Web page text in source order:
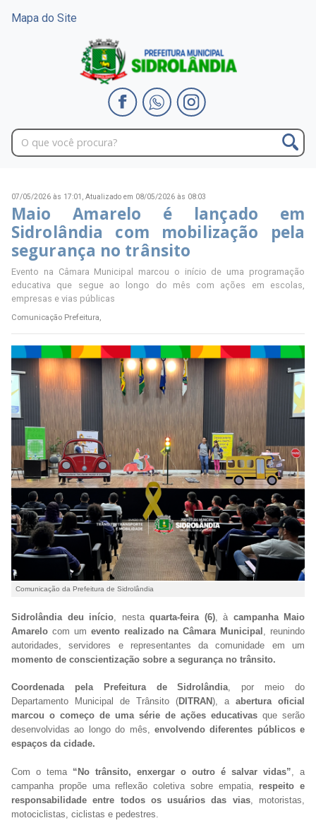
Mapa do Site
07/05/2026 às 17:01, Atualizado em 08/05/2026 às 08:03
Maio Amarelo é lançado em
Sidrolândia com mobilização pela
segurança no trânsito
Evento na Câmara Municipal marcou o início de uma programação
educativa que segue ao longo do mês com ações em escolas,
empresas e vias públicas
Comunicação Prefeitura,
Comunicação da Prefeitura de Sidrolândia
Sidrolândia deu início, nestaquarta-feira (6), à campanha Maio
Amarelo com um evento realizado na Câmara Municipal , reunindo
autoridades, servidores e representantes da comunidade em um
momento de conscientização sobre a segurança no trânsito.
Coordenada pela Prefeitura de Sidrolândia, por meio do
Departamento Municipal de Trânsito (DITRAN), aabertura oficial
marcou o começo de uma série de ações educativas que serão
desenvolvidas ao longo do mês, envolvendo diferentes públicos e
espaços da cidade.
Com o tema “No trânsito, enxergar o outro é salvar vidas” , a
campanha propõe uma reflexão coletiva sobre empatia, respeito e
responsabilidade entre todos os usuários das vias, motoristas,
motociclistas, ciclistas e pedestres.